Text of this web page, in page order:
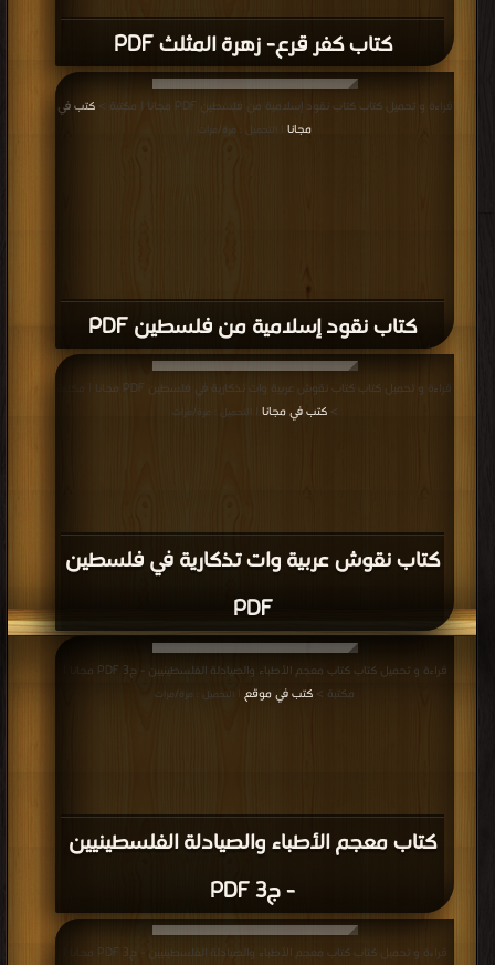
كتاب كفر قرع- زهرة المثلث PDF
كتاب نقود إسلامية من فلسطين PDF
قراءة و تحميل كتاب كتاب نقود إسلامية من فلسطين PDF مجانا | مكتبة >
كتب في
مجانا | التحميل : مرة/مرات
كتاب نقوش عربية وات تذكارية في فلسطين
PDF
قراءة و تحميل كتاب كتاب نقوش عربية وات تذكارية في فلسطين PDF مجانا | مكتبة
>كتب في مجانا | التحميل : مرة/مرات
كتاب معجم الأطباء والصيادلة الفلسطينيين
- ج3 PDF
قراءة و تحميل كتاب كتاب معجم الأطباء والصيادلة الفلسطينيين - ج3 PDF مجانا |
مكتبة > كتب في موقع | التحميل : مرة/مرات
قراءة و تحميل كتاب كتاب معجم الأطباء والصيادلة الفلسطينيين - ج3 PDF مجانا |